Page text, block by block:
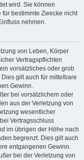
wird. Sie können
bestimmte Zwecke nicht
nehmen.
von Leben, Körper
Vertragspflichten
vorsätzliches oder grob
gilt auch für mittelbare
Gewinn.
bei vorsätzlichem oder
aus der Verletzung von
wesentlicher
Vertragsschluss
im übrigen der Höhe nach
begrenzt. Dies gilt auch
entgangenen Gewinn.
bei der Verletzung von